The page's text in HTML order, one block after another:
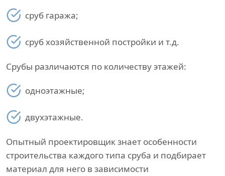
сруб гаража;
сруб хозяйственной постройки и т.д.
Срубы различаются по количеству этажей:
одноэтажные;
двухэтажные.
Опытный проектировщик знает особенности
строительства каждого типа сруба и подбирает
материал для него в зависимости